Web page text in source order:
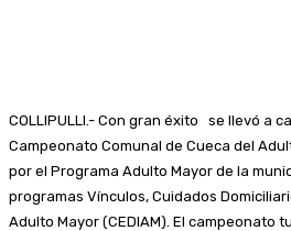
COLLIPULLI.- Con gran éxito se llevó a
Campeonato Comunal de Cueca del
por el Programa Adulto Mayor de la
programas Vínculos, Cuidados
Adulto Mayor (CEDIAM). El campeonato